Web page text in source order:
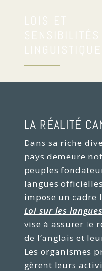
LOIS ET
SENSIBILITÉS
LA RÉALITÉ
Dans sa riche
pays demeure
peuples
langues
impose un cadre
Loi sur les
vise à assurer le
de l’anglais et
Les organismes
gèrent leurs